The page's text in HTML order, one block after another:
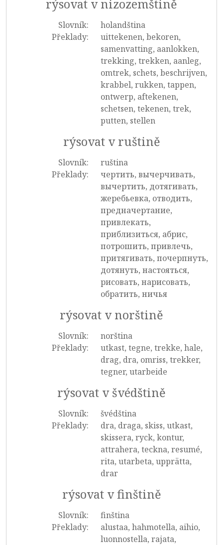
rýsovat v nizozemštině
Slovník:
holandština
Překlady:
uittekenen, bekoren,
samenvatting, aanlokken,
trekking, trekken, aanleg,
omtrek, schets, beschrijven,
krabbel, rukken, tappen,
ontwerp, aftekenen,
schetsen, tekenen, trek,
putten, stellen
rýsovat v ruštině
Slovník:
ruština
Překlady:
чертить, вычерчивать,
вычертить, дотягивать,
жеребьевка, отводить,
предначертание,
привлекать,
приблизиться, абрис,
потрошить, привлечь,
притягивать, почерпнуть,
дотянуть, настояться,
рисовать, нарисовать,
обратить, ничья
rýsovat v norštině
Slovník:
norština
Překlady:
utkast, tegne, trekke, hale,
drag, dra, omriss, trekker,
tegner, utarbeide
rýsovat v švédštině
Slovník:
švédština
Překlady:
dra, draga, skiss, utkast,
skissera, ryck, kontur,
attrahera, teckna, resumé,
rita, utarbeta, upprätta,
drar
rýsovat v finštině
Slovník:
finština
Překlady:
alustaa, hahmotella, aihio,
luonnostella, rajata,